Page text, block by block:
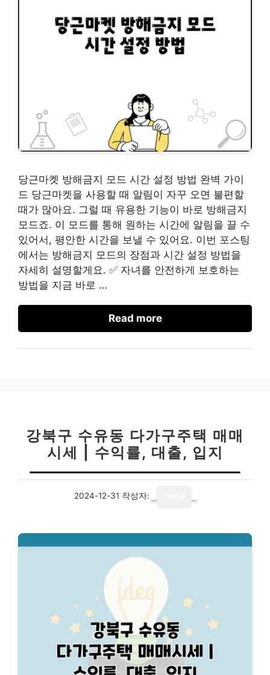
당근마켓 방해금지 모드 시간 설정 방법 완벽 가이
드 당근마켓을 사용할 때 알림이 자꾸 오면 불편할
때가 많아요. 그럴 때 유용한 기능이 바로 방해금지
모드죠. 이 모드를 통해 원하는 시간에 알림을 끌 수
있어서, 평안한 시간을 보낼 수 있어요. 이번 포스팅
에서는 방해금지 모드의 장점과 시간 설정 방법을
자세히 설명할게요. ✅ 자녀를 안전하게 보호하는
방법을 지금 바로 …
Read more
강북구 수유동 다가구주택 매매
시세 | 수익률, 대출, 입지
2024-12-31 작성자: